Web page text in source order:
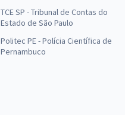
TCE SP - Tribunal de Contas do
Estado de São Paulo
Politec PE - Polícia Científica de
Pernambuco